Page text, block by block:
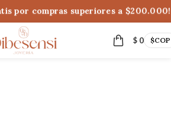
por compras superiores a
$0 $COP